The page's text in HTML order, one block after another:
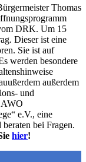
Thomas
DRK. Um 15
Dieser ist eine
Sie ist auf
werden besondere
außerdem
und
AWO
e.V., eine
bei Fragen.
hier!